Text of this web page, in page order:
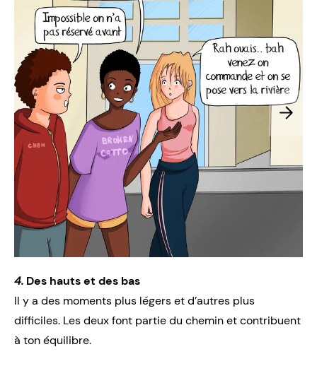
4. Des hauts et des bas
Il y a des moments plus légers et d’autres plus
difficiles. Les deux font partie du chemin et contribuent
à ton équilibre.